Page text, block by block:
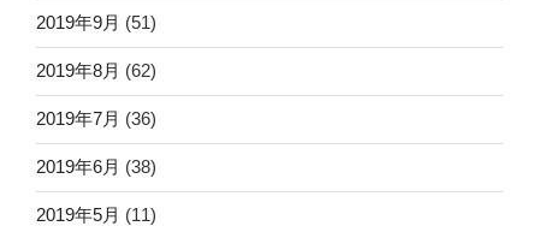
2019年9月 (51)
2019年8月 (62)
2019年7月 (36)
2019年6月 (38)
2019年5月 (11)